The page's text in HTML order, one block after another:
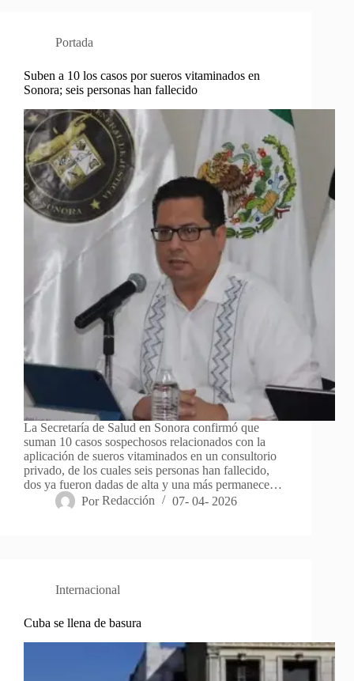
Portada
Suben a 10 los casos por sueros vitaminados en
Sonora; seis personas han fallecido
La Secretaría de Salud en Sonora confirmó que
suman 10 casos sospechosos relacionados con la
aplicación de sueros vitaminados en un consultorio
privado, de los cuales seis personas han fallecido,
dos ya fueron dadas de alta y una más permanece…
Por Redacción 07- 04- 2026
Internacional
Cuba se llena de basura